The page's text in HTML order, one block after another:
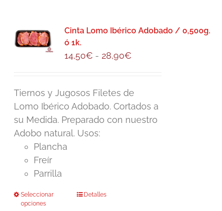
Las
se
en
la
página
Cinta Lomo Ibérico Adobado / 0,500g.
ó 1k.
14,50€ - 28,90€Rango
desde
14,50€
hasta
Tiernos y Jugosos Filetes de
Lomo Ibérico Adobado. Cortados a
su Medida. Preparado con nuestro
Adobo natural. Usos:
Plancha
Freír
Parrilla
Seleccionar
opciones
EsteDetalles